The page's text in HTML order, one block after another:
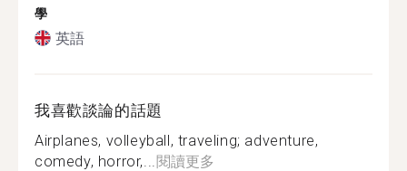
學
英語
我喜歡談論的話題
Airplanes, volleyball, traveling; adventure,
comedy, horror,... 閱讀更多